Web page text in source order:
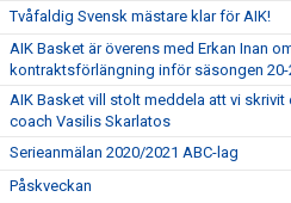
Tvåfaldig Svensk mästare klar för AIK!
AIK Basket är överens med Erkan Inan
kontraktsförlängning inför säsongen 20-
AIK Basket vill stolt meddela att vi skrivit
coach Vasilis Skarlatos
Serieanmälan 2020/2021 ABC-lag
Påskveckan